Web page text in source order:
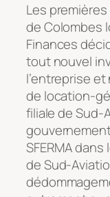
Les
de Colombes
Finances
tout nouvel
l’entreprise
de location-
filiale de Sud-
SFERMA
de Sud-